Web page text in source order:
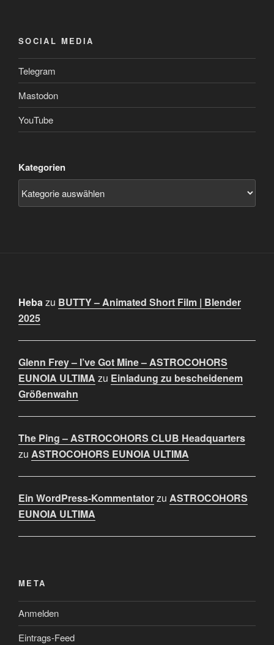
SOCIAL MEDIA
Telegram
Mastodon
YouTube
Kategorien
Hebazu BUTTY – Animated Short Film | Blender
2025
Glenn Frey – I’ve Got Mine – ASTROCOHORS
EUNOIA ULTIMA zu Einladung zu bescheidenem
Größenwahn
The Ping – ASTROCOHORS CLUB Headquarters
zu ASTROCOHORS EUNOIA ULTIMA
Ein WordPress-Kommentatorzu ASTROCOHORS
EUNOIA ULTIMA
META
Anmelden
Eintrags-Feed